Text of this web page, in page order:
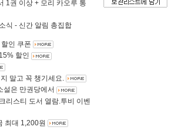
1권 이상 + 모리 카오루 통
식 - 신간 알림 총집합
인 쿠폰
할인
말고 꼭 챙기세요.
설은 만권당에서
리스티 도서 열람.투비 이벤
최대 1,200원